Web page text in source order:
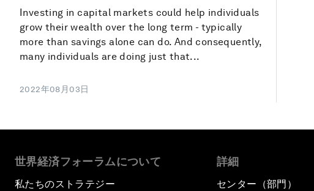
Investing in capital markets could help individuals
grow their wealth over the long term - typically
more than savings alone can do. And consequently,
many individuals are doing just that...
2022年08月03日
世界経済フォーラムについて
私たちのストラテジー
詳細
センター（部門）